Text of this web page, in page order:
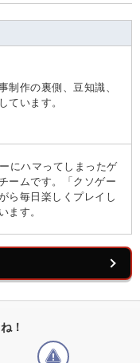
制作の裏側、豆知識、
ています。
にハマってしまったゲ
ームです。「クソゲー
ら毎日楽しくプレイし
ます。
！